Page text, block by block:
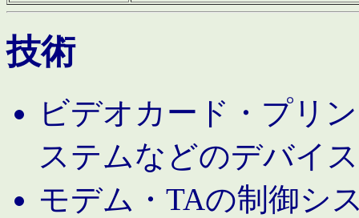
技術
ビデオカード・プリ
ステムなどのデバイ
モデム・TAの制御シ